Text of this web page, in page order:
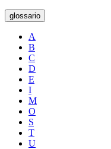
glossario
A
B
C
D
E
I
M
O
S
T
U